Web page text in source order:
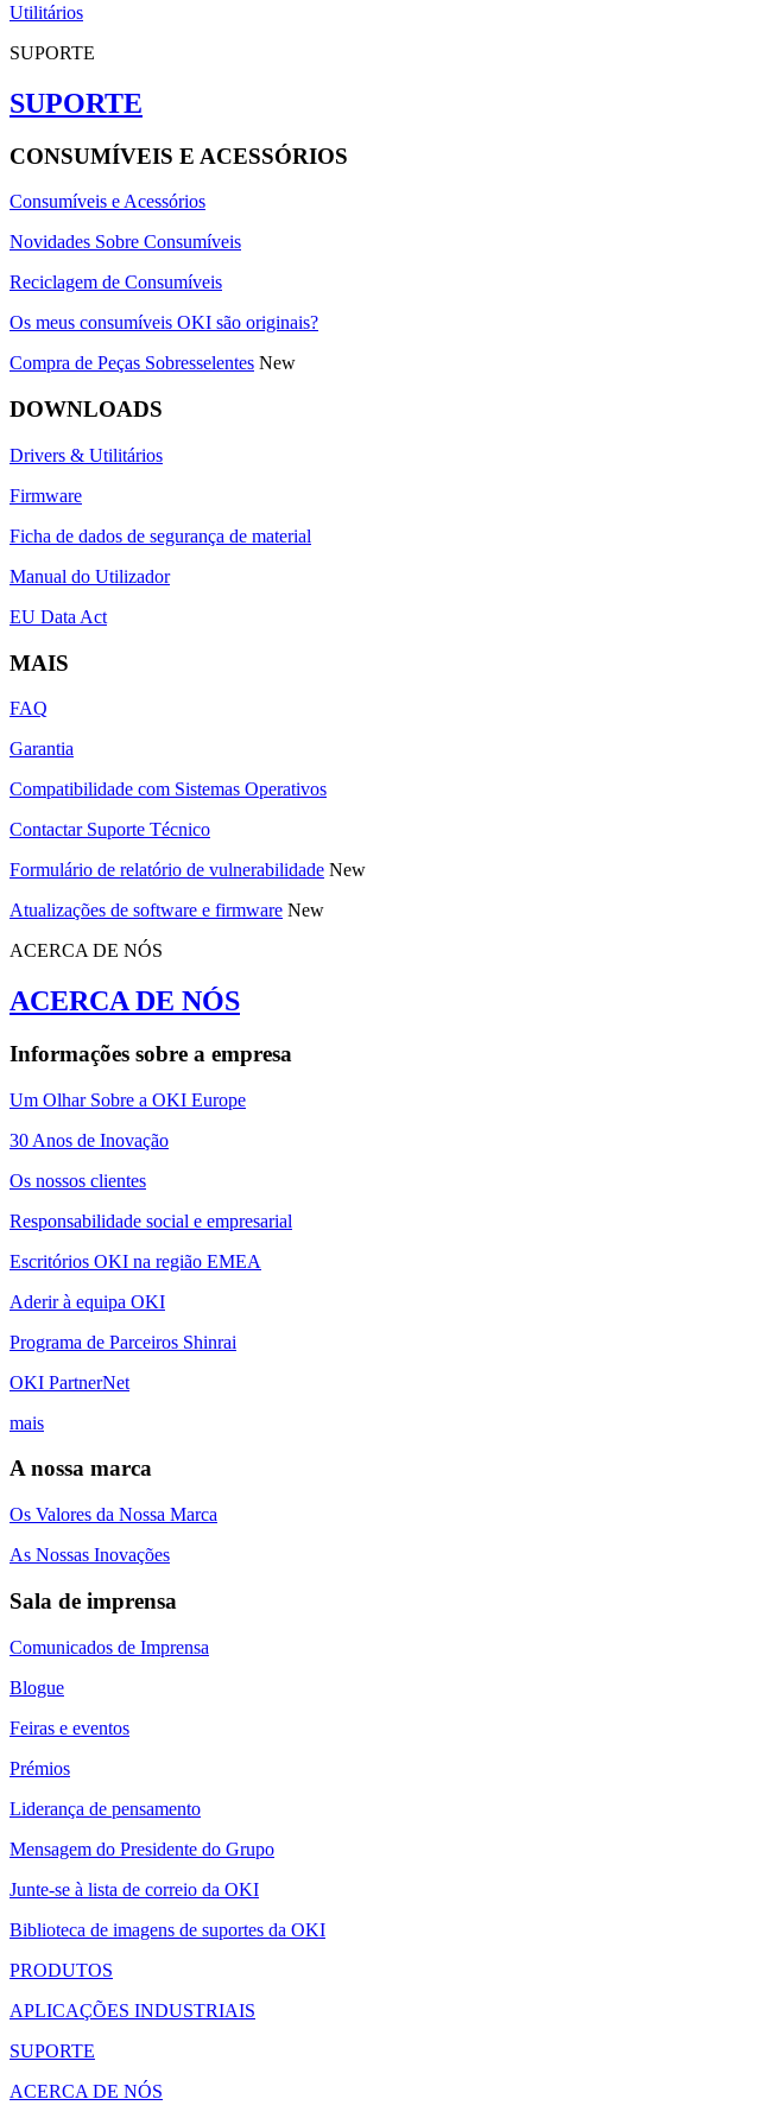
Utilitários
SUPORTE
SUPORTE
CONSUMÍVEIS E ACESSÓRIOS
Consumíveis e Acessórios
Novidades Sobre Consumíveis
Reciclagem de Consumíveis
Os meus consumíveis OKI são originais?
Compra de Peças Sobresselentes New
DOWNLOADS
Drivers & Utilitários
Firmware
Ficha de dados de segurança de material
Manual do Utilizador
EU Data Act
MAIS
FAQ
Garantia
Compatibilidade com Sistemas Operativos
Contactar Suporte Técnico
Formulário de relatório de vulnerabilidade New
Atualizações de software e firmware New
ACERCA DE NÓS
ACERCA DE NÓS
Informações sobre a empresa
Um Olhar Sobre a OKI Europe
30 Anos de Inovação
Os nossos clientes
Responsabilidade social e empresarial
Escritórios OKI na região EMEA
Aderir à equipa OKI
Programa de Parceiros Shinrai
OKI PartnerNet
mais
A nossa marca
Os Valores da Nossa Marca
As Nossas Inovações
Sala de imprensa
Comunicados de Imprensa
Blogue
Feiras e eventos
Prémios
Liderança de pensamento
Mensagem do Presidente do Grupo
Junte-se à lista de correio da OKI
Biblioteca de imagens de suportes da OKI
PRODUTOS
APLICAÇÕES INDUSTRIAIS
SUPORTE
ACERCA DE NÓS